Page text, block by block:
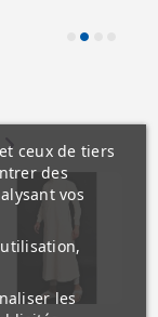
ceux de tiers
des
vos
les